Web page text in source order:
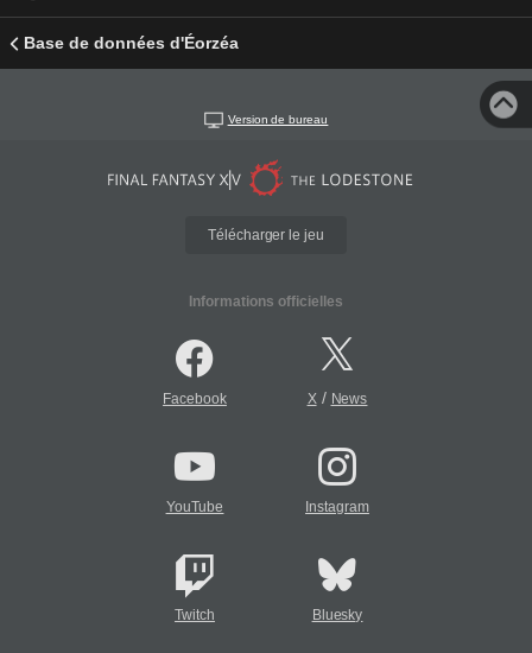
Base de données d'Éorzéa
Version de bureau
Télécharger le jeu
Informations officielles
Facebook X/ News
YouTube Instagram
Twitch Bluesky